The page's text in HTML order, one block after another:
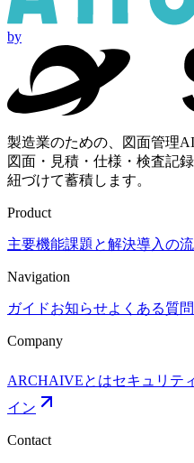
by
製造業のための、図面管理AI
図面・見積・仕様・検査記
紐づけて蓄積します。
Product
主要機能課題と解決導入の
Navigation
ガイドお知らせよくある質問
Company
ARCHAIVEとはセキュリテ
イン
Contact